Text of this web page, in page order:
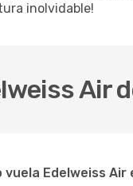
inolvidable!
Air
Edelweiss